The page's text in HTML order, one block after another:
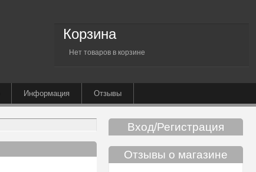
Корзина
Нет товаров в корзине
Информация Отзывы
Вход/Регистрация
Отзывы о магазине